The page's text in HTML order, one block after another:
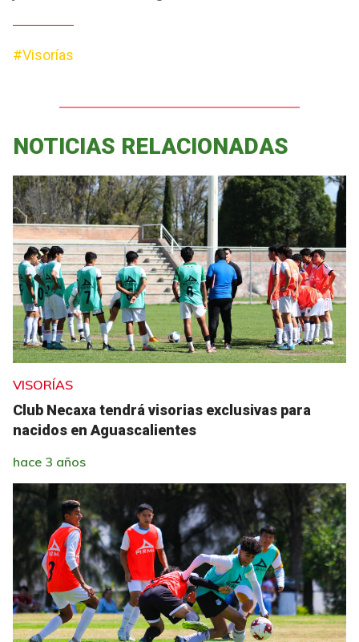
#Visorías
NOTICIAS RELACIONADAS
VISORÍAS
Club Necaxa tendrá visorias exclusivas para
nacidos en Aguascalientes
hace 3 años